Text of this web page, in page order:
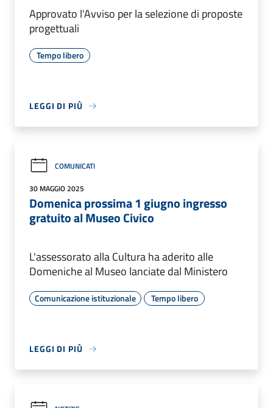
Approvato l'Avviso per la selezione di proposte
progettuali
Tempo libero
LEGGI DI PIÙ
COMUNICATI
30 MAGGIO 2025
Domenica prossima 1 giugno ingresso
gratuito al Museo Civico
L'assessorato alla Cultura ha aderito alle
Domeniche al Museo lanciate dal Ministero
Comunicazione istituzionale Tempo libero
LEGGI DI PIÙ